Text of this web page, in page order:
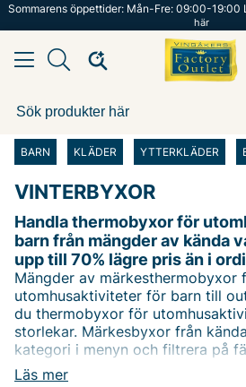
Sommarens öppettider: Mån-Fre: 09:00-
här
BARN KLÄDER YTTERKLÄDER
VINTERBYXOR
Läs mer
Handla thermobyxor för
barn från mängder av kända
upp till 70% lägre pris än i
Mängder av märkesthermobyxor
utomhusaktiviteter för barn till
du thermobyxor för
storlekar. Märkesbyxor från
kategori i menyn och filtrera på
varför inte dra i prisslidern för